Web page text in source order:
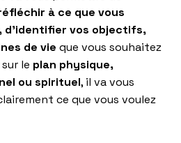
à ce que vous
dentifier vos objectifs,
de vie que vous souhaitez
le plan physique,
ou spirituel, il va vous
ce que vous voulez